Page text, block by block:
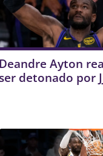
Deandre Ayton
ser detonado por